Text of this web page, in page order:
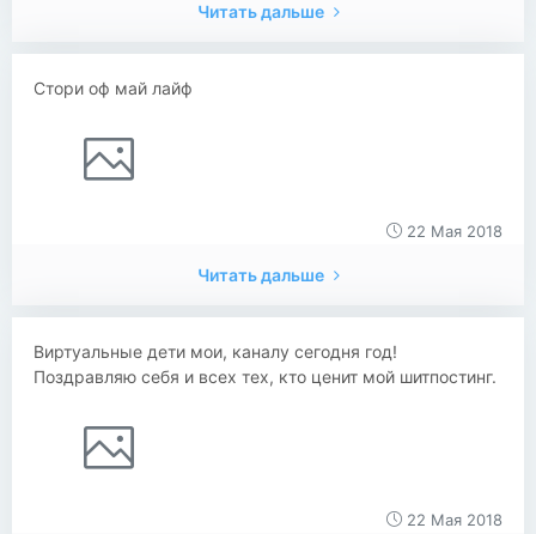
Читать дальше
Стори оф май лайф
22 Мая 2018
Читать дальше
Виртуальные дети мои, каналу сегодня год!
Поздравляю себя и всех тех, кто ценит мой шитпостинг.
22 Мая 2018